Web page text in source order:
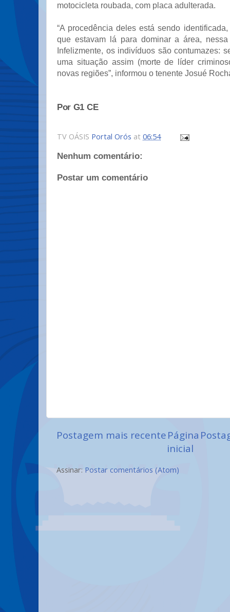
motocicleta roubada, com placa adulterada.
“A procedência deles está sendo
que estavam lá para dominar a área,
Infelizmente, os indivíduos são contumazes:
uma situação assim (morte de líder
novas regiões”, informou o tenente Josué
Por G1 CE
TV OÁSIS Portal Orós at 06:54
Nenhum comentário:
Postar um comentário
Postagem mais recentePágina
inicial
Assinar: Postar comentários (Atom)